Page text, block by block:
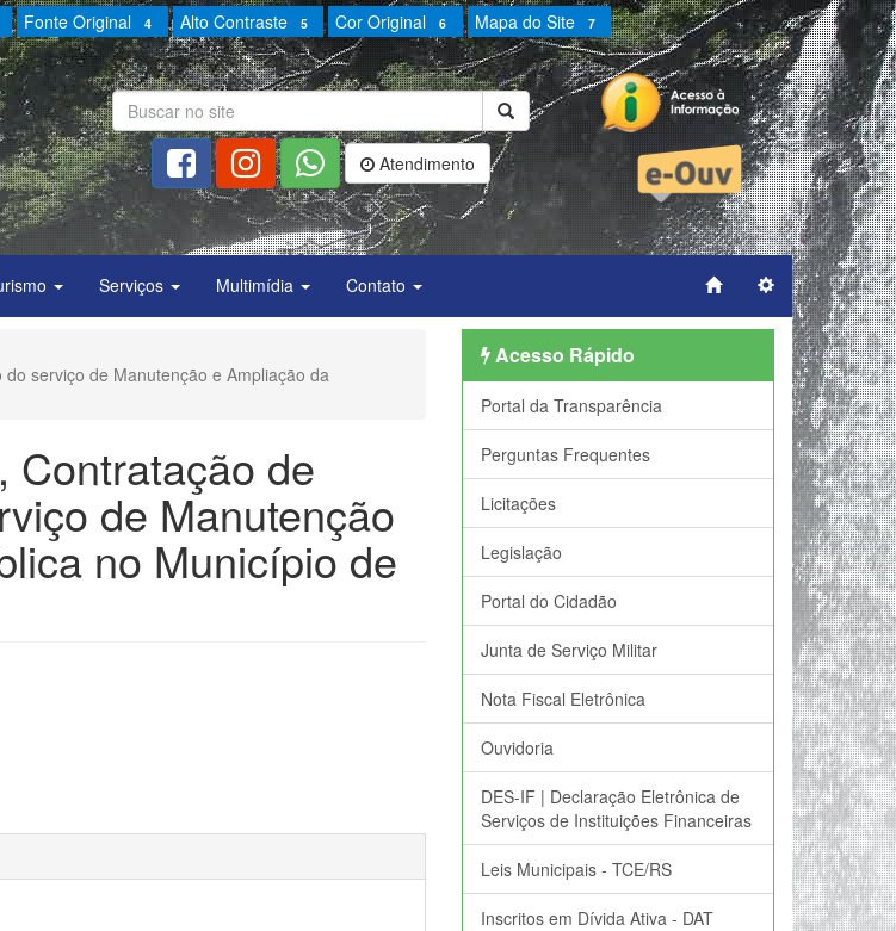
Fonte Original 4 Alto Contraste 5 Cor Original 6 Mapa do Site 7
Atendimento
Serviços Multimídia Contato
serviço de Manutenção e Ampliação da
Contratação de
de Manutenção
no Município de
Acesso Rápido
Portal da Transparência
Perguntas Frequentes
Licitações
Legislação
Portal do Cidadão
Junta de Serviço Militar
Nota Fiscal Eletrônica
Ouvidoria
DES-IF | Declaração Eletrônica de
Serviços de Instituições Financeiras
Leis Municipais - TCE/RS
Inscritos em Dívida Ativa - DAT